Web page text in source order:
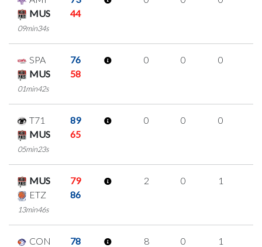
MUS
44
09min34s
SPA
76
MUS
58
01min42s
0 0 0
T71
89
MUS
65
05min23s
0 0 0
MUS
79
ETZ
86
13min46s
2 0 1
CON
78
8 0 1